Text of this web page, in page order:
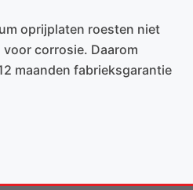
oprijplaten roesten niet
corrosie. Daarom
maanden fabrieksgarantie